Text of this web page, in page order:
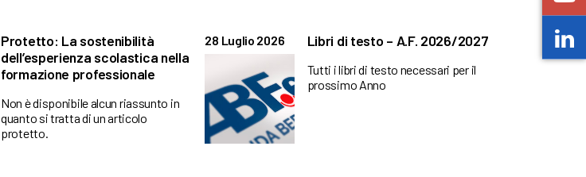
Protetto: La sostenibilità
dell’esperienza scolastica nella
formazione professionale
Non è disponibile alcun riassunto in
quanto si tratta di un articolo
protetto.
28 Luglio 2026 Libri di testo – A.F. 2026/2027
Tutti i libri di testo necessari per il
prossimo Anno